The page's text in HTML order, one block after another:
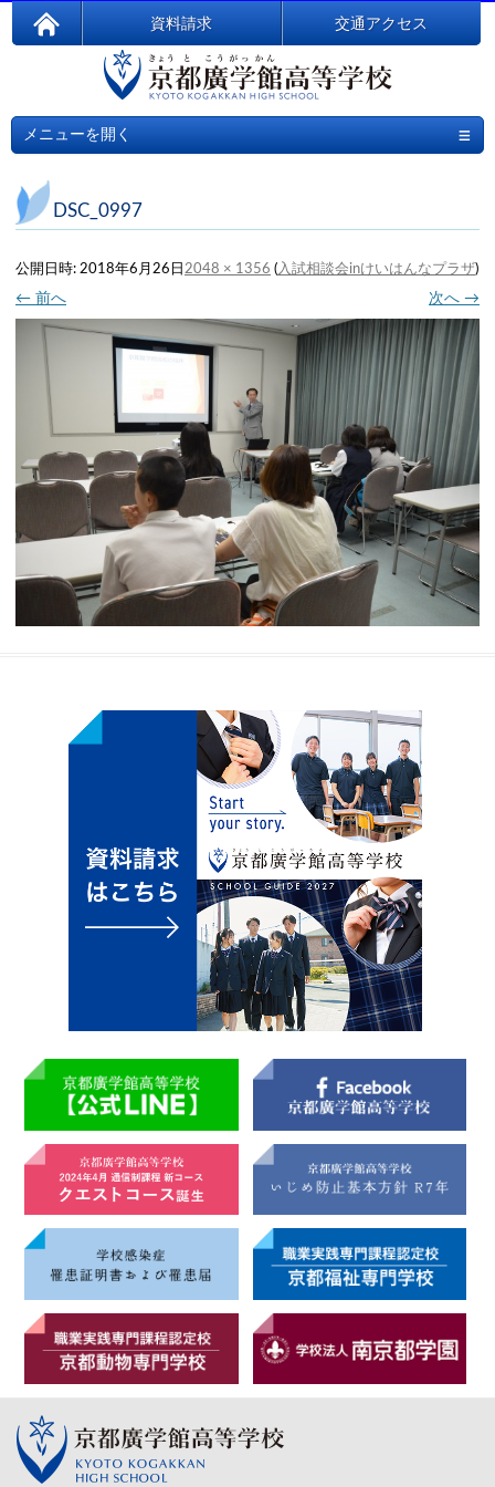
資料請求 交通アクセス
メニューを開く ≡
DSC_0997
公開日時: 2018年6月26日 2048 × 1356 (入試相談会inけいはんなプラザ)
← 前へ 次へ →